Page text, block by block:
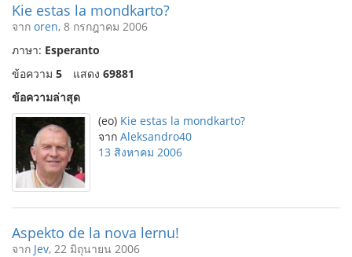
Kie estas la mondkarto?
จาก oren, 8 กรกฎาคม 2006
ภาษา: Esperanto
ข้อความ 5 แสดง 69881
ข้อความล่าสุด
(eo) Kie estas la mondkarto?
จาก Aleksandro40
13 สิงหาคม 2006
Aspekto de la nova lernu!
จาก Jev, 22 มิถุนายน 2006